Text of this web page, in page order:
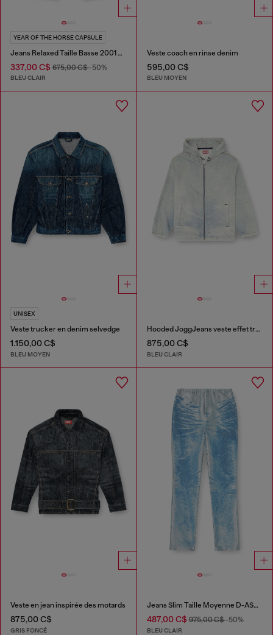
YEAR OF THE HORSE CAPSULE
Jeans Relaxed Taille Basse 2001 D-Macro
337,00 C$ 675,00 C$-50%
BLEU CLAIR
Veste coach en rinse denim
595,00 C$
BLEU MOYEN
UNISEX
Veste trucker en denim selvedge
1.150,00 C$
BLEU MOYEN
Hooded JoggJeans veste effet trompe-l’œil
875,00 C$
BLEU CLAIR
Veste en jean inspirée des motards
875,00 C$
GRIS FONCÉ
Jeans Slim Taille Moyenne D-ASKAR
487,00 C$975,00 C$-50%
BLEU CLAIR